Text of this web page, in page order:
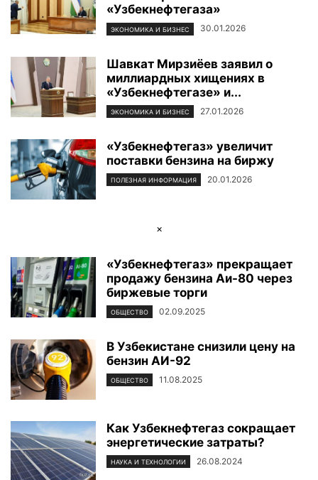
«Узбекнефтегаза»
ЭКОНОМИКА И БИЗНЕС 30.01.2026
Шавкат Мирзиёев заявил о
миллиардных хищениях в
«Узбекнефтегазе» и...
ЭКОНОМИКА И БИЗНЕС 27.01.2026
«Узбекнефтегаз» увеличит
поставки бензина на биржу
ПОЛЕЗНАЯ ИНФОРМАЦИЯ 20.01.2026
×
«Узбекнефтегаз» прекращает
продажу бензина Аи-80 через
биржевые торги
ОБЩЕСТВО 02.09.2025
В Узбекистане снизили цену на
бензин АИ-92
ОБЩЕСТВО 11.08.2025
Как Узбекнефтегаз сокращает
энергетические затраты?
НАУКА И ТЕХНОЛОГИИ 26.08.2024